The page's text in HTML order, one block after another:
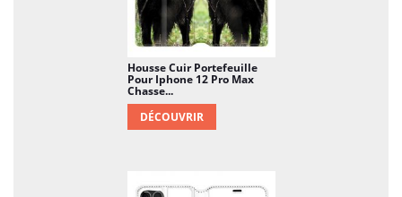
Housse Cuir Portefeuille
Pour Iphone 12 Pro Max
Chasse...
DÉCOUVRIR